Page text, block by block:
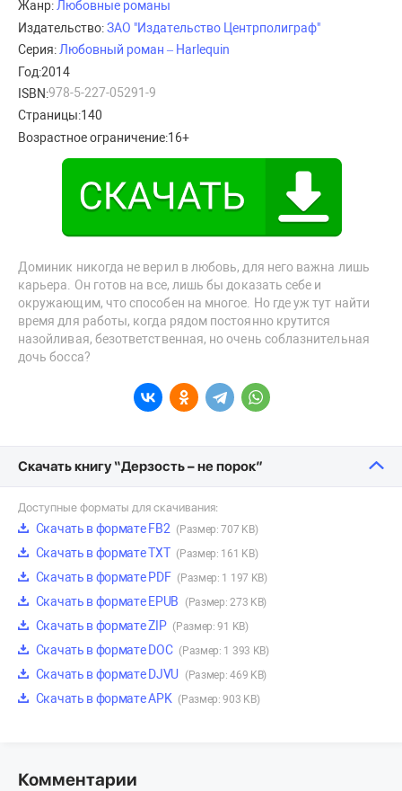
Жанр:Любовные романы
Издательство:ЗАО "Издательство Центрполиграф"
Серия: Любовный роман – Harlequin
Год:2014
ISBN:978-5-227-05291-9
Страницы:140
Возрастное ограничение:16+
Доминик никогда не верил в любовь, для него важна лишь
карьера. Он готов на все, лишь бы доказать себе и
окружающим, что способен на многое. Но где уж тут найти
время для работы, когда рядом постоянно крутится
назойливая, безответственная, но очень соблазнительная
дочь босса?
Скачать книгу “Дерзость – не порок”
Доступные форматы для скачивания:
Скачать в формате FB2 (Размер: 707 KB)
Скачать в формате TXT (Размер: 161 KB)
Скачать в формате PDF (Размер: 1 197 KB)
Скачать в формате EPUB (Размер: 273 KB)
Скачать в формате ZIP (Размер: 91 KB)
Скачать в формате DOC (Размер: 1 393 KB)
Скачать в формате DJVU (Размер: 469 KB)
Скачать в формате APK (Размер: 903 KB)
Комментарии